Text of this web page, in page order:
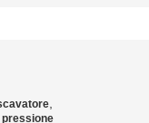
,
pressione